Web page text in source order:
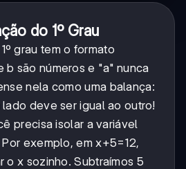
do 1º Grau
grau tem o formato
b são números e "a" nunca
nela como uma balança:
deve ser igual ao outro!
precisa isolar a variável
exemplo, em x+5=12,
o x sozinho. Subtraímos 5